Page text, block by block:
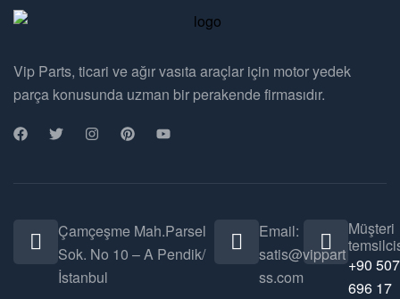
Vip Parts, ticari ve ağır vasıta araçlar için motor yedek
parça konusunda uzman bir perakende firmasıdır.
Çamçeşme Mah.Parsel
Sok. No 10 – A Pendik/
İstanbul
Email:
satis@vippart
ss.com
Müşteri
+90 507
696 17